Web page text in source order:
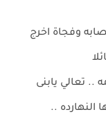
وفجاة اخرج
.. تعالي يابنى
النهارده ..